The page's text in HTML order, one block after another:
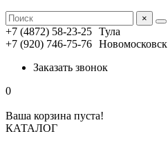
×
+7 (4872) 58-23-25 Тула
+7 (920) 746-75-76 Новомосковск
Заказать звонок
0
Ваша корзина пуста!
КАТАЛОГ